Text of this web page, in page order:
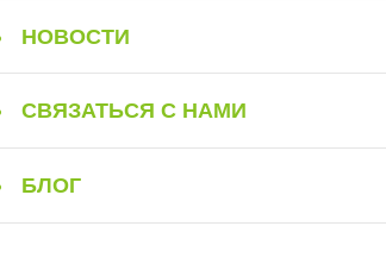
НОВОСТИ
СВЯЗАТЬСЯ С НАМИ
БЛОГ